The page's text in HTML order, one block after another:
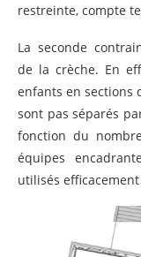
restreinte, compte
La seconde
de la crèche. En
enfants en sections
sont pas séparés
fonction du
équipes
utilisés